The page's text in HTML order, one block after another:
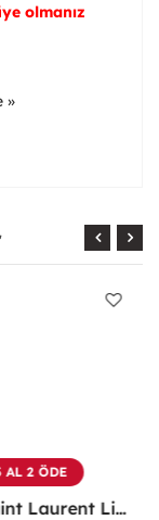
olmanız
»
AL 2 ÖDE
Yves Saint Laurent Libre EDP 90 Ml Kadın Parfüm - YSLL